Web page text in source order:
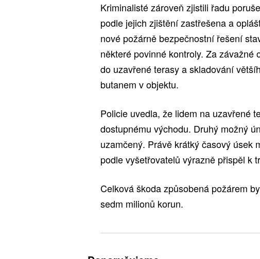
Kriminalisté zároveň zjistili řadu
podle jejich zjištění zastřešena a
nové požárně bezpečnostní řešení
některé povinné kontroly. Za
do uzavřené terasy a skladování
butanem v objektu.
Policie uvedla, že lidem na uzavřené
dostupnému východu. Druhý možný
uzamčený. Právě krátký časový úsek
podle vyšetřovatelů výrazně přispěl k
Celková škoda způsobená požárem
sedm milionů korun.